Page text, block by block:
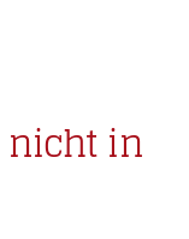
nicht in